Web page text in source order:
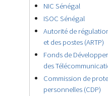
NIC Sénégal
ISOC Sénégal
Autorité de
et des postes (ARTP)
Fonds de
des
Commission de
personnelles (CDP)